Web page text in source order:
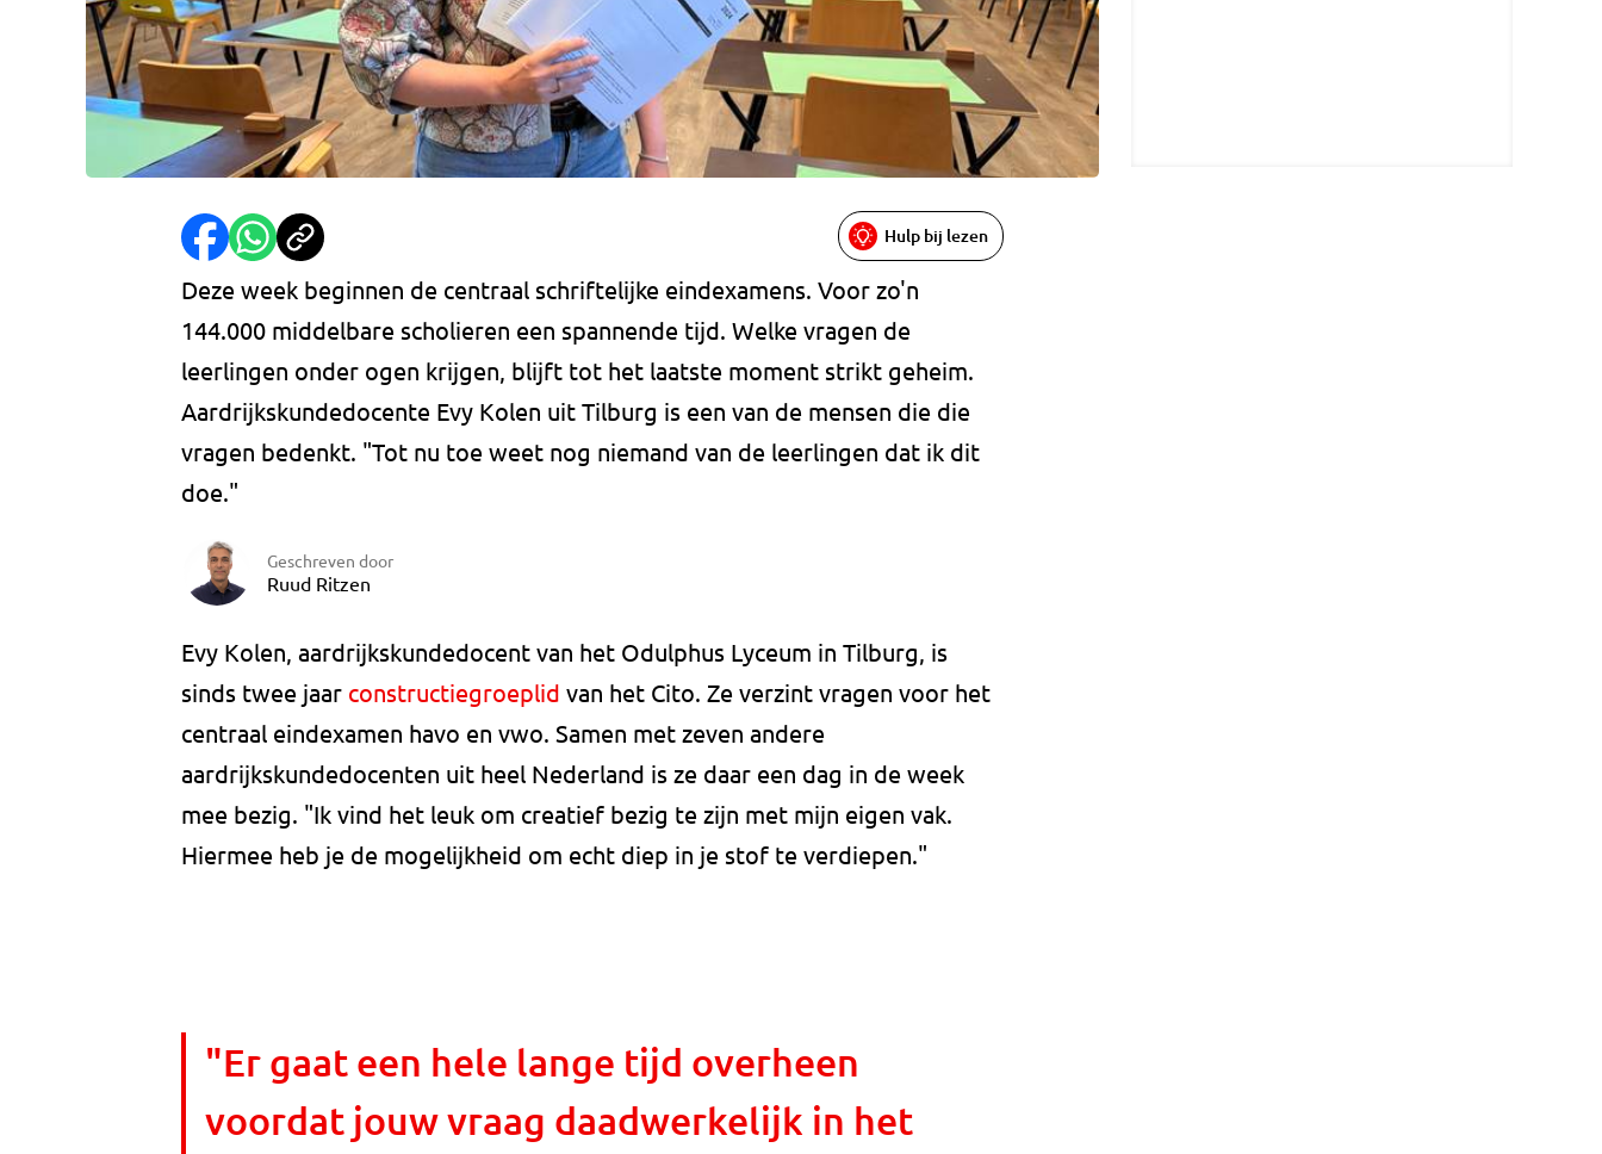
Hulp bij lezen
Deze week beginnen de centraal schriftelijke eindexamens. Voor zo'n
144.000 middelbare scholieren een spannende tijd. Welke vragen de
leerlingen onder ogen krijgen, blijft tot het laatste moment strikt geheim.
Aardrijkskundedocente Evy Kolen uit Tilburg is een van de mensen die die
vragen bedenkt. "Tot nu toe weet nog niemand van de leerlingen dat ik dit
doe."
Geschreven door
Ruud Ritzen
Evy Kolen, aardrijkskundedocent van het Odulphus Lyceum in Tilburg, is
sinds twee jaar constructiegroeplid van het Cito. Ze verzint vragen voor het
centraal eindexamen havo en vwo. Samen met zeven andere
aardrijkskundedocenten uit heel Nederland is ze daar een dag in de week
mee bezig. "Ik vind het leuk om creatief bezig te zijn met mijn eigen vak.
Hiermee heb je de mogelijkheid om echt diep in je stof te verdiepen."
"Er gaat een hele lange tijd overheen
voordat jouw vraag daadwerkelijk in het